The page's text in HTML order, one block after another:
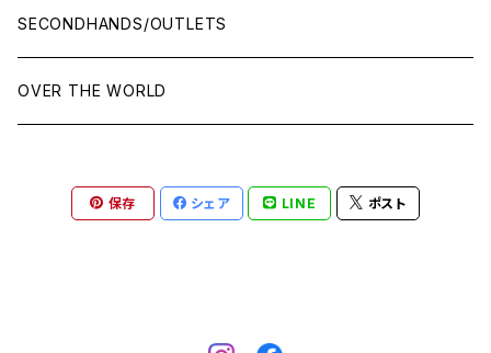
SECONDHANDS/OUTLETS
OVER THE WORLD
保存 シェア LINE ポスト